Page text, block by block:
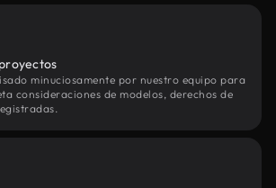
minuciosamente por nuestro equipo para
consideraciones de modelos, derechos de